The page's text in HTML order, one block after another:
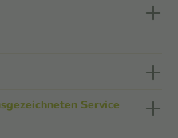
Service